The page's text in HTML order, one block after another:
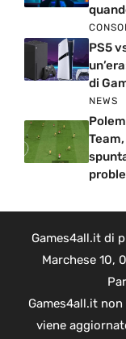
PS5
di
NEWS
Games4all.it di
Marchese 10,
Games4all.it
viene